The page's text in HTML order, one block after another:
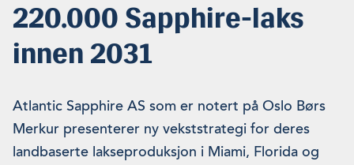
220.000 Sapphire-laks
innen 2031
Atlantic Sapphire AS som er notert på Oslo Børs
Merkur presenterer ny vekststrategi for deres
landbaserte lakseproduksjon i Miami, Florida og